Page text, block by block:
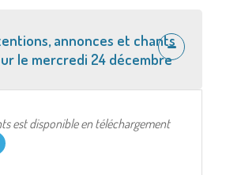
annonces et chants
le mercredi 24 décembre
est disponible en téléchargement